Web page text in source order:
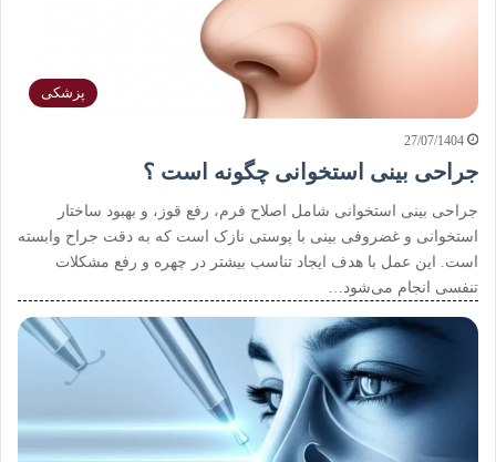
پزشکی
27/07/1404
جراحی بینی استخوانی چگونه است ؟
جراحی بینی استخوانی شامل اصلاح فرم، رفع قوز، و بهبود ساختار
استخوانی و غضروفی بینی با پوستی نازک است که به دقت جراح وابسته
است. این عمل با هدف ایجاد تناسب بیشتر در چهره و رفع مشکلات
تنفسی انجام می‌شود…